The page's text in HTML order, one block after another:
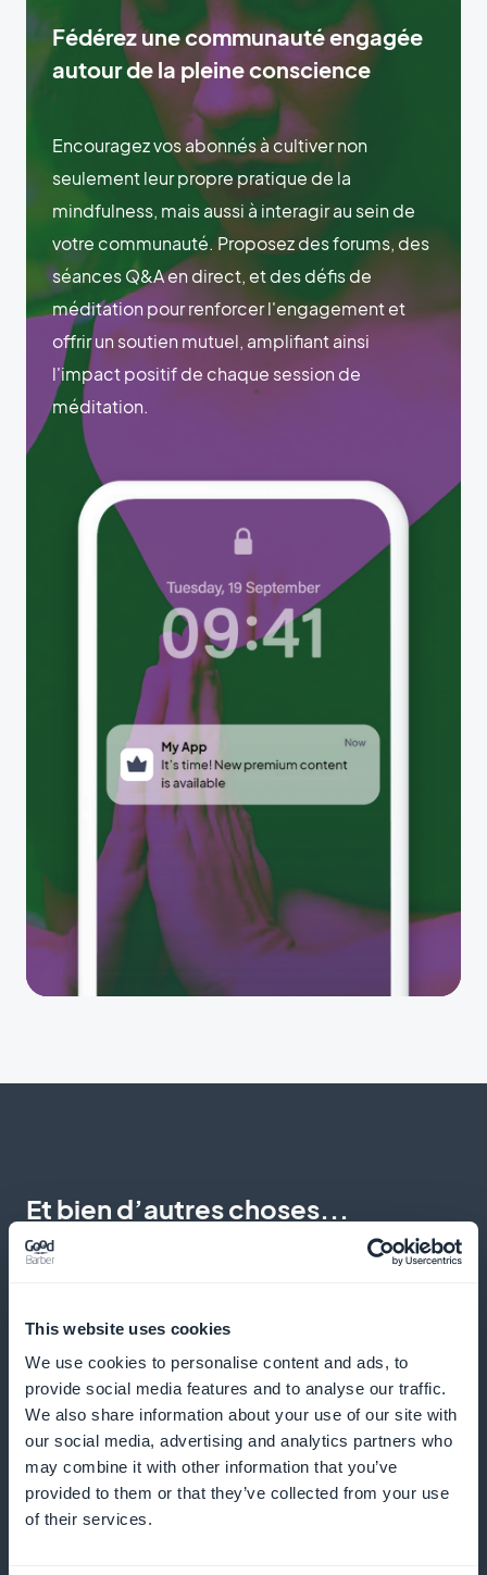
This website uses cookies
We use cookies to personalise content and ads, to
provide social media features and to analyse our traffic.
We also share information about your use of our site with
our social media, advertising and analytics partners who
may combine it with other information that you’ve
provided to them or that they’ve collected from your use
of their services.
Fédérez une communauté engagée
autour de la pleine conscience
Encouragez vos abonnés à cultiver non
seulement leur propre pratique de la
mindfulness, mais aussi à interagir au sein de
votre communauté. Proposez des forums, des
séances Q&A en direct, et des défis de
méditation pour renforcer l'engagement et
offrir un soutien mutuel, amplifiant ainsi
l'impact positif de chaque session de
méditation.
Et bien d’autres choses...
Suivi des progrès
Utilisez des outils d'analyse pour mesurer l'impact de
vos sessions sur le bien-être de vos clients.